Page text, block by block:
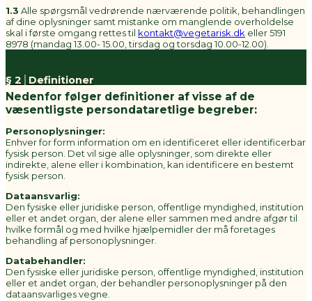
1.3 Alle spørgsmål vedrørende nærværende politik, behandlingen
af dine oplysninger samt mistanke om manglende overholdelse
skal i første omgang rettes til kontakt@vegetarisk.dk eller 5191
8978 (mandag 13.00- 15.00, tirsdag og torsdag 10.00-12.00).
§ 2│Definitioner
Nedenfor følger definitioner af visse af de
væsentligste persondataretlige begreber:
Personoplysninger:
Enhver for form information om en identificeret eller identificerbar
fysisk person. Det vil sige alle oplysninger, som direkte eller
indirekte, alene eller i kombination, kan identificere en bestemt
fysisk person.
Dataansvarlig:
Den fysiske eller juridiske person, offentlige myndighed, institution
eller et andet organ, der alene eller sammen med andre afgør til
hvilke formål og med hvilke hjælpemidler der må foretages
behandling af personoplysninger.
Databehandler:
Den fysiske eller juridiske person, offentlige myndighed, institution
eller et andet organ, der behandler personoplysninger på den
dataansvarliges vegne.